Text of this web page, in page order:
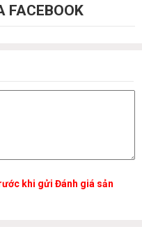
FACEBOOK
khi gửi Đánh giá sản